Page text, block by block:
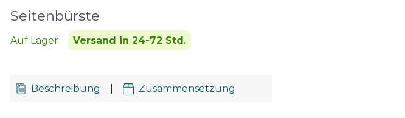
Seitenbürste
Auf Lager Versand in 24-72 Std.
Beschreibung Zusammensetzung